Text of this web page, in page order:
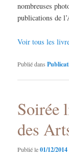
nombreuses
publications de
Voir tous les
Publié dans
Soirée
des
Publié le01/12/2014